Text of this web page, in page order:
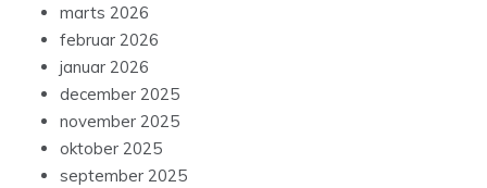
marts 2026
februar 2026
januar 2026
december 2025
november 2025
oktober 2025
september 2025